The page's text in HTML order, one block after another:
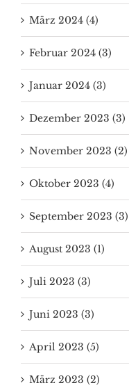
März 2024 (4)
Februar 2024 (3)
Januar 2024 (3)
Dezember 2023 (3)
November 2023 (2)
Oktober 2023 (4)
September 2023 (3)
August 2023 (1)
Juli 2023 (3)
Juni 2023 (3)
April 2023 (5)
März 2023 (2)